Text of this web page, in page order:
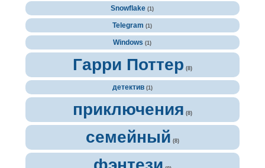
Snowflake (1)
Telegram (1)
Windows (1)
Гарри Поттер (8)
детектив (1)
приключения (8)
семейный (8)